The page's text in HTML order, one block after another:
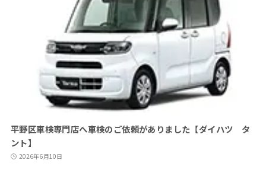
平野区車検専門店へ車検のご依頼がありました【ダイハツ タ
ント】
2026年6月10日